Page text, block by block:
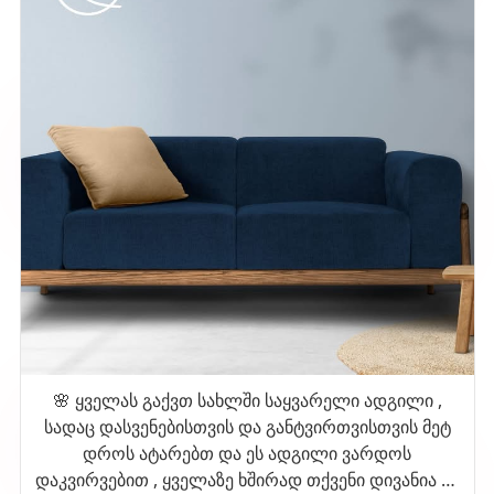
🌸 ყველას გაქვთ სახლში საყვარელი ადგილი ,
სადაც დასვენებისთვის და განტვირთვისთვის მეტ
დროს ატარებთ და ეს ადგილი ვარდოს
დაკვირვებით , ყველაზე ხშირად თქვენი დივანია 🤍